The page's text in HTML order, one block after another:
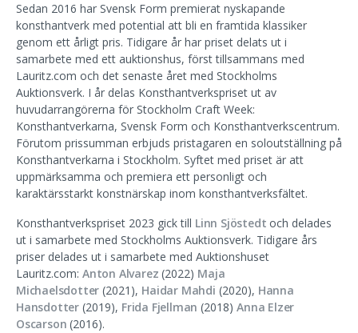
Sedan 2016 har Svensk Form premierat nyskapande
konsthantverk med potential att bli en framtida klassiker
genom ett årligt pris. Tidigare år har priset delats ut i
samarbete med ett auktionshus, först tillsammans med
Lauritz.com och det senaste året med Stockholms
Auktionsverk. I år delas Konsthantverkspriset ut av
huvudarrangörerna för Stockholm Craft Week:
Konsthantverkarna, Svensk Form och Konsthantverkscentrum.
Förutom prissumman erbjuds pristagaren en soloutställning på
Konsthantverkarna i Stockholm. Syftet med priset är att
uppmärksamma och premiera ett personligt och
karaktärsstarkt konstnärskap inom konsthantverksfältet.
Konsthantverkspriset 2023 gick till Linn Sjöstedt och delades
ut i samarbete med Stockholms Auktionsverk. Tidigare års
priser delades ut i samarbete med Auktionshuset
Lauritz.com: Anton Alvarez (2022) Maja
Michaelsdotter (2021), Haidar Mahdi (2020), Hanna
Hansdotter (2019), Frida Fjellman (2018)Anna Elzer
Oscarson (2016).